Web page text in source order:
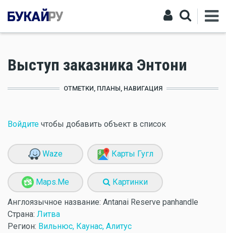
Выступ заказника Энтони
ОТМЕТКИ, ПЛАНЫ, НАВИГАЦИЯ
Войдите чтобы добавить объект в список
Waze Карты Гугл
Maps.Me Картинки
Англоязычное название: Antanai Reserve panhandle
Страна: Литва
Регион: Вильнюс, Каунас, Алитус